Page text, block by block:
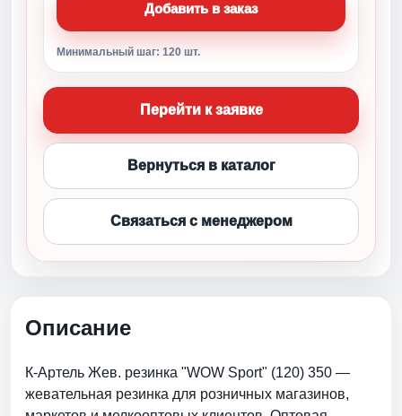
Добавить в заказ
Минимальный шаг: 120 шт.
Перейти к заявке
Вернуться в каталог
Связаться с менеджером
Описание
К-Артель Жев. резинка "WOW Sport" (120) 350 —
жевательная резинка для розничных магазинов,